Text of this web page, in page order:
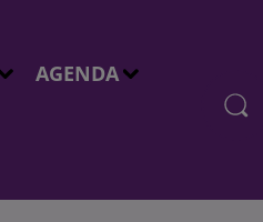
AGENDA